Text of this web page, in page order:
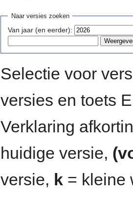
Naar versies zoeken
Van jaar (en eerder):
Selectie voor
versies en toets
Verklaring
huidige versie,
versie, k = kleine